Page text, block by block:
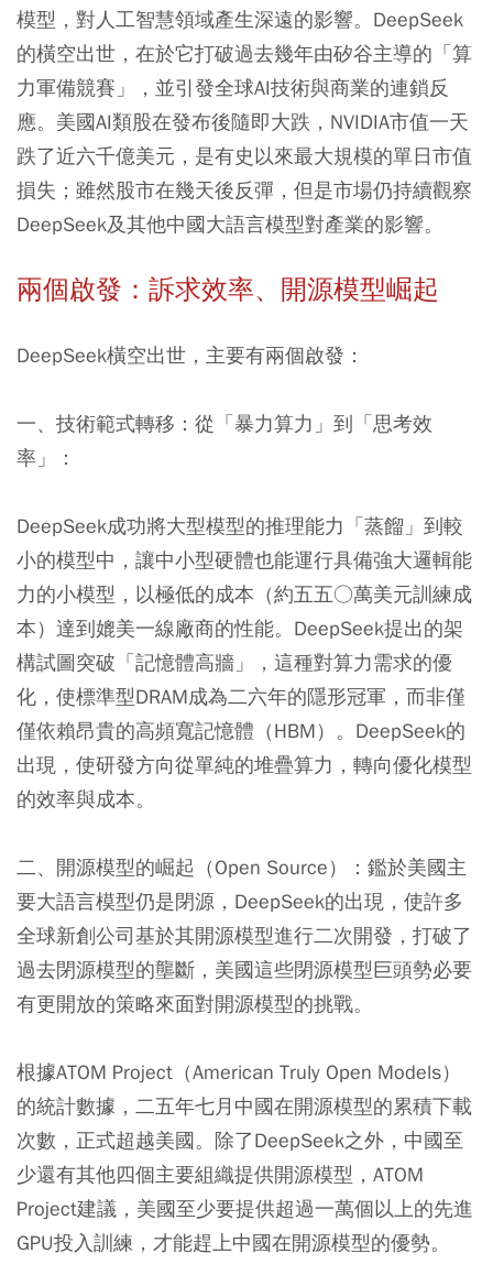
模型，對人工智慧領域產生深遠的影響。DeepSeek
的橫空出世，在於它打破過去幾年由矽谷主導的「算
力軍備競賽」，並引發全球AI技術與商業的連鎖反
應。美國AI類股在發布後隨即大跌，NVIDIA市值一天
跌了近六千億美元，是有史以來最大規模的單日市值
損失；雖然股市在幾天後反彈，但是市場仍持續觀察
DeepSeek及其他中國大語言模型對產業的影響。
兩個啟發：訴求效率、開源模型崛起
DeepSeek橫空出世，主要有兩個啟發：
一、技術範式轉移：從「暴力算力」到「思考效
率」：
DeepSeek成功將大型模型的推理能力「蒸餾」到較
小的模型中，讓中小型硬體也能運行具備強大邏輯能
力的小模型，以極低的成本（約五五○萬美元訓練成
本）達到媲美一線廠商的性能。DeepSeek提出的架
構試圖突破「記憶體高牆」，這種對算力需求的優
化，使標準型DRAM成為二六年的隱形冠軍，而非僅
僅依賴昂貴的高頻寬記憶體（HBM）。DeepSeek的
出現，使研發方向從單純的堆疊算力，轉向優化模型
的效率與成本。
二、開源模型的崛起（Open Source）：鑑於美國主
要大語言模型仍是閉源，DeepSeek的出現，使許多
全球新創公司基於其開源模型進行二次開發，打破了
過去閉源模型的壟斷，美國這些閉源模型巨頭勢必要
有更開放的策略來面對開源模型的挑戰。
根據ATOM Project（American Truly Open Models）
的統計數據，二五年七月中國在開源模型的累積下載
次數，正式超越美國。除了DeepSeek之外，中國至
少還有其他四個主要組織提供開源模型，ATOM
Project建議，美國至少要提供超過一萬個以上的先進
GPU投入訓練，才能趕上中國在開源模型的優勢。